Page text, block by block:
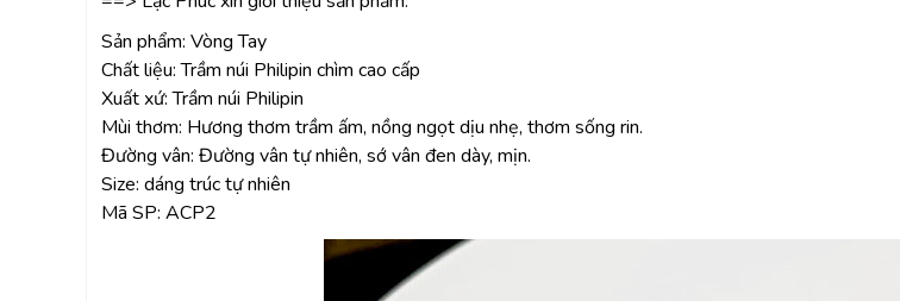
Sản phẩm: Vòng Tay
Chất liệu: Trầm núi Philipin chìm cao cấp
Xuất xứ: Trầm núi Philipin
Mùi thơm: Hương thơm trầm ấm, nồng ngọt dịu nhẹ, thơm sống rin.
Đường vân: Đường vân tự nhiên, sớ vân đen dày, mịn.
Size: dáng trúc tự nhiên
Mã SP: ACP2